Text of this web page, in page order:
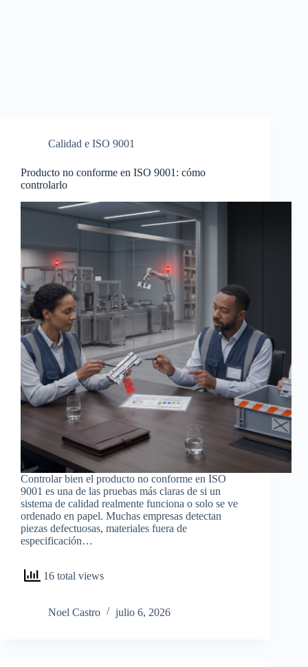
Calidad e ISO 9001
Producto no conforme en ISO 9001: cómo
controlarlo
Controlar bien el producto no conforme en ISO
9001 es una de las pruebas más claras de si un
sistema de calidad realmente funciona o solo se ve
ordenado en papel. Muchas empresas detectan
piezas defectuosas, materiales fuera de
especificación…
16 total views
Noel Castro julio 6, 2026